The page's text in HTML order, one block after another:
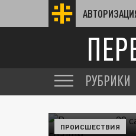
РУБРИКИ
ПРОИСШЕСТВИЯ